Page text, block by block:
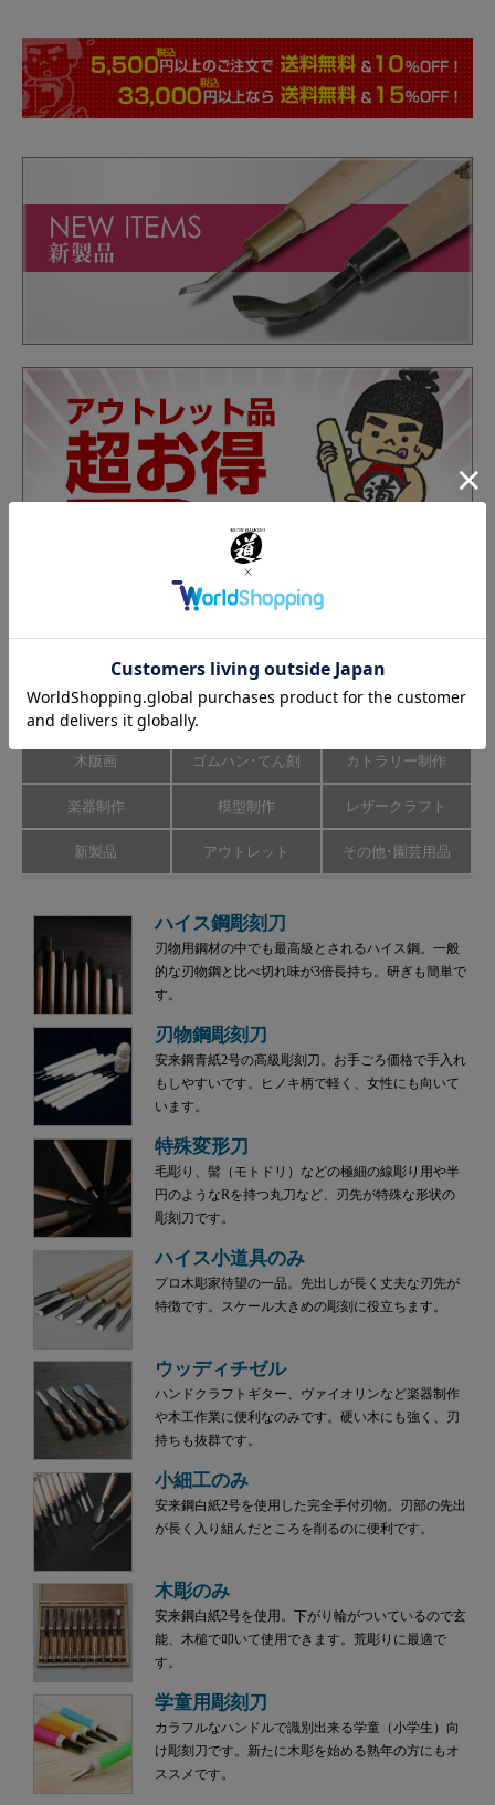
彫刻刀･のみ
木版画 ゴムハン･てん刻 カトラリー制作
楽器制作 模型制作 レザークラフト
新製品 アウトレット その他･園芸用品
ハイス鋼彫刻刀
刃物用鋼材の中でも最高級とされるハイス鋼。一般
的な刃物鋼と比べ切れ味が3倍長持ち。研ぎも簡単で
す。
刃物鋼彫刻刀
安来鋼青紙2号の高級彫刻刀。お手ごろ価格で手入れ
もしやすいです。ヒノキ柄で軽く、女性にも向いて
います。
特殊変形刀
毛彫り、髻（モトドリ）などの極細の線彫り用や半
円のようなRを持つ丸刀など、刃先が特殊な形状の
彫刻刀です。
ハイス小道具のみ
プロ木彫家待望の一品。先出しが長く丈夫な刃先が
特徴です。スケール大きめの彫刻に役立ちます。
ウッディチゼル
ハンドクラフトギター、ヴァイオリンなど楽器制作
や木工作業に便利なのみです。硬い木にも強く、刃
持ちも抜群です。
小細工のみ
安来鋼白紙2号を使用した完全手付刃物。刃部の先出
が長く入り組んだところを削るのに便利です。
木彫のみ
安来鋼白紙2号を使用。下がり輪がついているので玄
能、木槌で叩いて使用できます。荒彫りに最適で
す。
学童用彫刻刀
カラフルなハンドルで識別出来る学童（小学生）向
け彫刻刀です。新たに木彫を始める熟年の方にもオ
ススメです。